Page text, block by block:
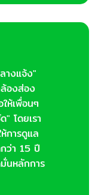
างแจ้ง"
องส่อง
ห้เพื่อนๆ
" โดยเรา
การดูแล
ว่า 15 ปี
นหลักการ